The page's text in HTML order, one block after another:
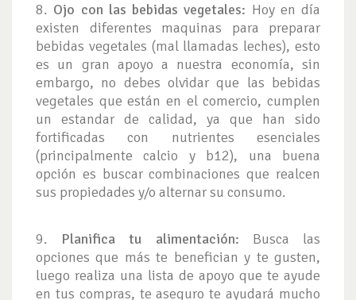
8. Ojo con las bebidas vegetales: Hoy en día
existen diferentes maquinas para preparar
bebidas vegetales (mal llamadas leches), esto
es un gran apoyo a nuestra economía, sin
embargo, no debes olvidar que las bebidas
vegetales que están en el comercio, cumplen
un estandar de calidad, ya que han sido
fortificadas con nutrientes esenciales
(principalmente calcio y b12), una buena
opción es buscar combinaciones que realcen
sus propiedades y/o alternar su consumo.
9. Planifica tu alimentación: Busca las
opciones que más te benefician y te gusten,
luego realiza una lista de apoyo que te ayude
en tus compras, te aseguro te ayudará mucho